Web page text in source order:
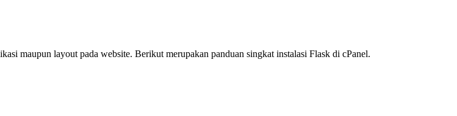
maupun layout pada website. Berikut merupakan panduan singkat instalasi Flask di cPanel.